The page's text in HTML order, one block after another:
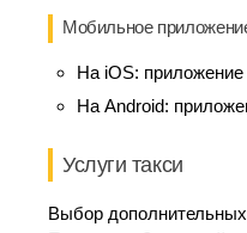
Мобильное
На iOS:
На Android:
Услуги такси
Выбор